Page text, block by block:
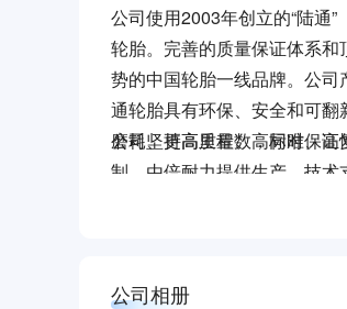
公司使用2003年创立的“陆通
轮胎。完善的质量保证体系
势的中国轮胎一线品牌。公
通轮胎具有环保、安全和可
磨耗、更高里程数，同时保
公司坚持高质量、高标准、
制。由倍耐力提供生产、技
胶配方等更加适应中国路况
力打造全球重要的工业轮胎生
公司相册